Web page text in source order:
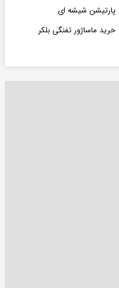
پارتیشن شیشه ای
خرید ماساژور تفنگی بلکر